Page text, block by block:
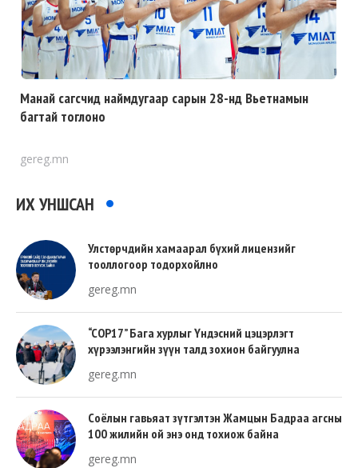
Манай сагсчид наймдугаар сарын 28-нд Вьетнамын
багтай тоглоно
gereg.mn
ИХ УНШСАН
Улстөрчдийн хамаарал бүхий лицензийг
тооллогоор тодорхойлно
gereg.mn
“COP17” Бага хурлыг Үндэсний цэцэрлэгт
хүрээлэнгийн зүүн талд зохион байгуулна
gereg.mn
Соёлын гавьяат зүтгэлтэн Жамцын Бадраа агсны
100 жилийн ой энэ онд тохиож байна
gereg.mn